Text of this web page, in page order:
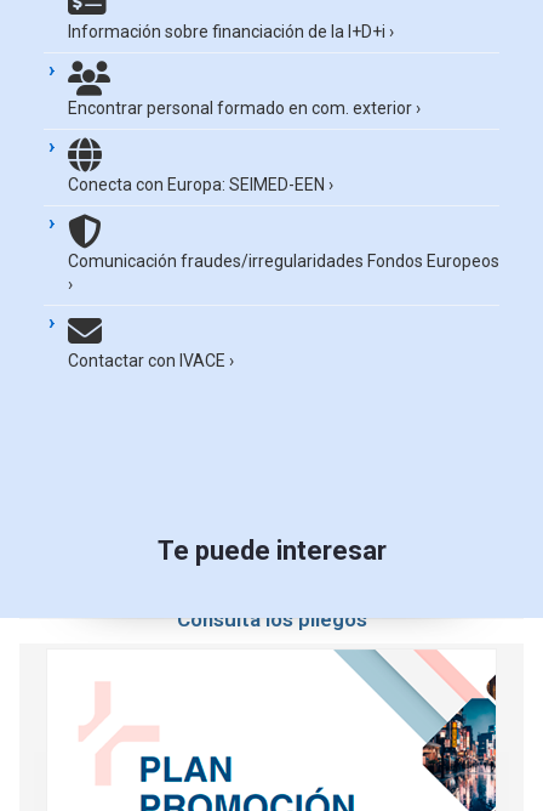
Información sobre financiación de la I+D+i ›
Encontrar personal formado en com. exterior›
Conecta con Europa: SEIMED-EEN ›
Comunicación fraudes/irregularidades Fondos Europeos
›
Contactar con IVACE ›
Te puede interesar
Consulta los pliegos